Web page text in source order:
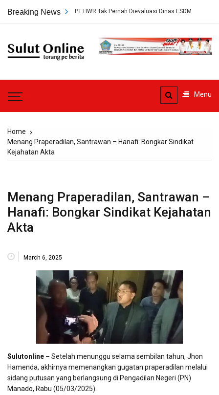
Breaking News
Tambang PT HWR Tak Pernah Dievaluasi Dinas ESDM
Sulut
Menu
Home
Menang Praperadilan, Santrawan – Hanafi: Bongkar Sindikat
Kejahatan Akta
Menang Praperadilan, Santrawan –
Hanafi: Bongkar Sindikat Kejahatan
Akta
March 6, 2025
Sulutonline – Setelah menunggu selama sembilan tahun, Jhon
Hamenda, akhirnya memenangkan gugatan praperadilan melalui
sidang putusan yang berlangsung di Pengadilan Negeri (PN)
Manado, Rabu (05/03/2025).